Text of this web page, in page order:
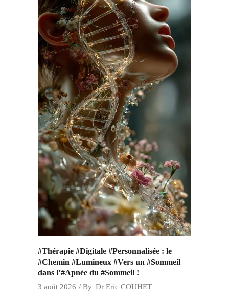
#Thérapie #Digitale #Personnalisée : le
#Chemin #Lumineux #Vers un #Sommeil
dans l’#Apnée du #Sommeil !
3 août 2026 By Dr Eric COUHET